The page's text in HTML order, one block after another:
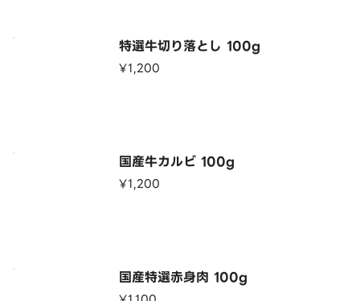
特選牛切り落とし 100g
¥1,200
国産牛カルビ 100g
¥1,200
国産特選赤身肉 100g